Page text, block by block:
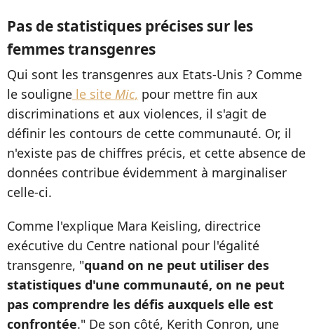
Pas de statistiques précises sur les
femmes transgenres
Qui sont les transgenres aux Etats-Unis ? Comme
le souligne le site Mic, pour mettre fin aux
discriminations et aux violences, il s'agit de
définir les contours de cette communauté. Or, il
n'existe pas de chiffres précis, et cette absence de
données contribue évidemment à marginaliser
celle-ci.
Comme l'explique Mara Keisling, directrice
exécutive du Centre national pour l'égalité
transgenre, "quand on ne peut utiliser des
statistiques d'une communauté, on ne peut
pas comprendre les défis auxquels elle est
confrontée." De son côté, Kerith Conron, une